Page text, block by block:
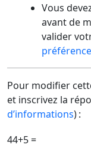
Vous
avant de
valider
Pour modifier
et inscrivez la
d’informations) :
44+5 =